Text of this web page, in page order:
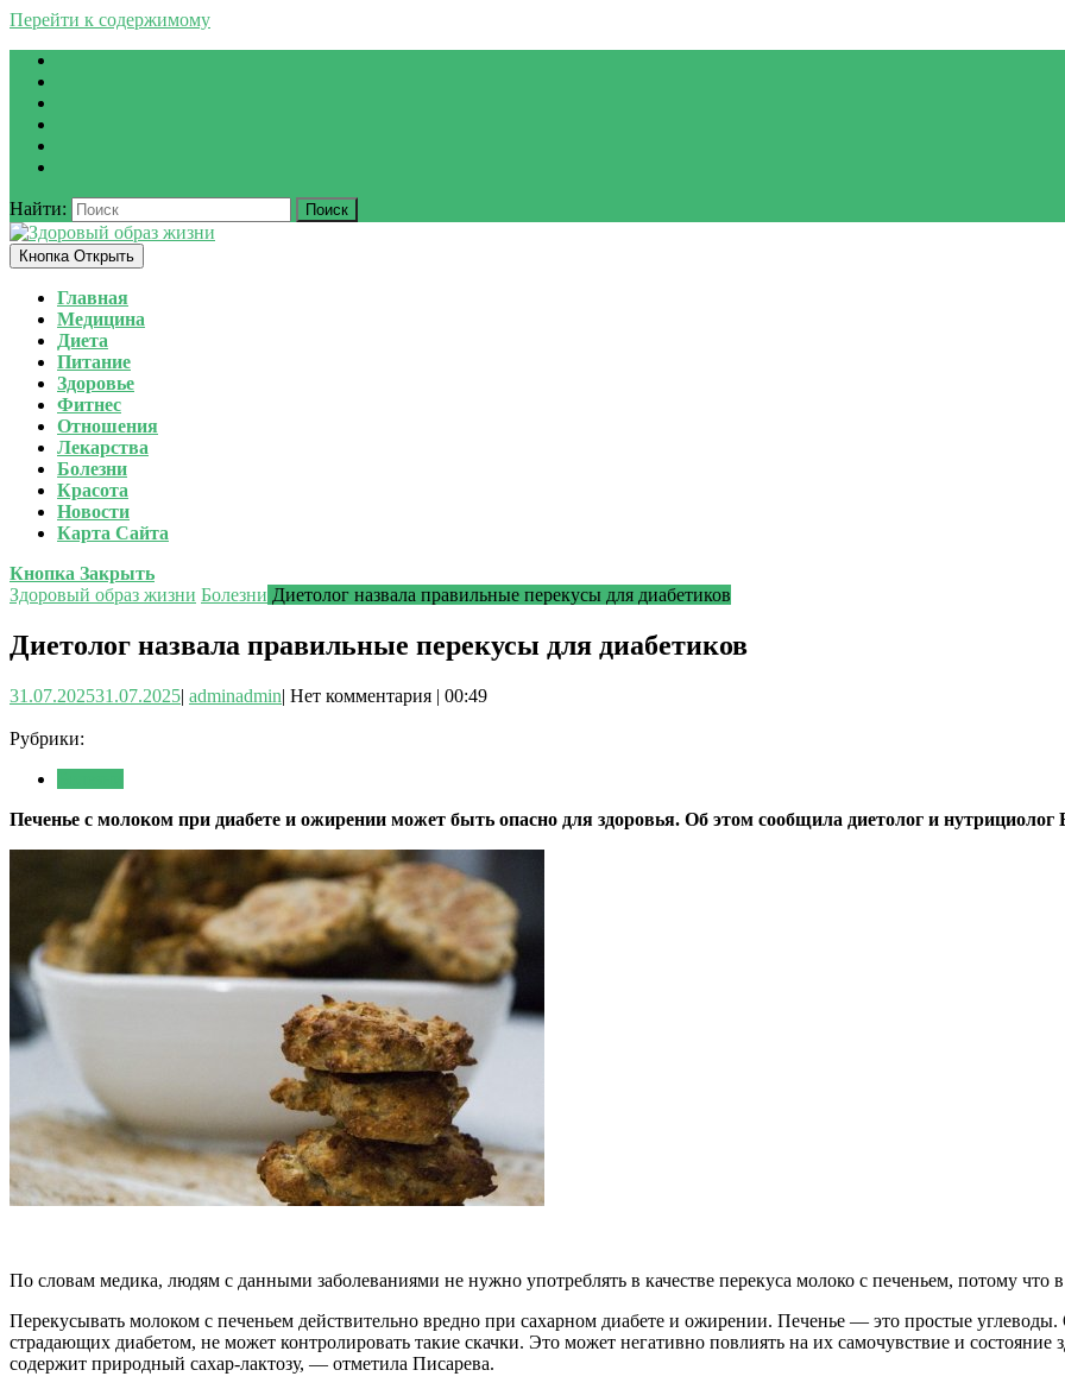
Перейти к содержимому
Найти:
Кнопка Открыть
Главная
Медицина
Диета
Питание
Здоровье
Фитнес
Отношения
Лекарства
Болезни
Красота
Новости
Карта Сайта
Кнопка Закрыть
Здоровый образ жизни Болезни Диетолог назвала правильные перекусы для диабетиков
Диетолог назвала правильные перекусы для диабетиков
31.07.202531.07.2025| adminadmin| Нет комментария | 00:49
Рубрики:
Печенье с молоком при диабете и ожирении может быть опасно для здоровья. Об этом сообщила диетолог и нутрициолог
По словам медика, людям с данными заболеваниями не нужно употреблять в качестве перекуса молоко с печеньем, потому что
Перекусывать молоком с печеньем действительно вредно при сахарном диабете и ожирении. Печенье — это простые
страдающих диабетом, не может контролировать такие скачки. Это может негативно повлиять на их самочувствие и
содержит природный сахар-лактозу, — отметила Писарева.